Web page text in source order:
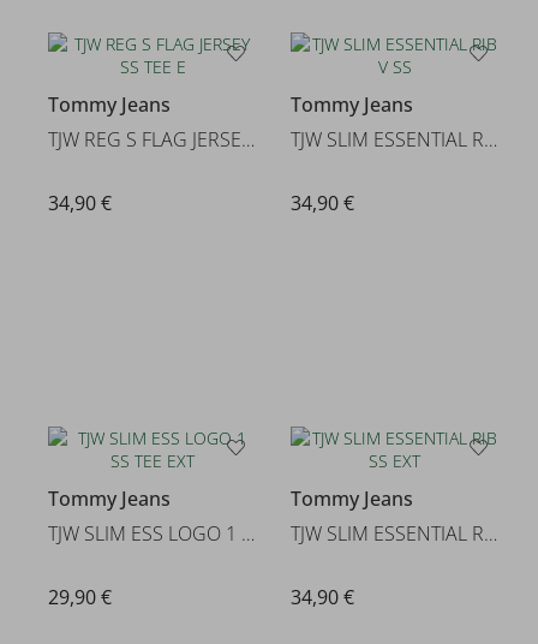
Tommy Jeans
TJW REG S FLAG JERSEY SS TEE E
34,90 €
Tommy Jeans
TJW SLIM ESSENTIAL RIB V SS
34,90 €
Tommy Jeans
TJW SLIM ESS LOGO 1 SS TEE EXT
29,90 €
Tommy Jeans
TJW SLIM ESSENTIAL RIB SS EXT
34,90 €